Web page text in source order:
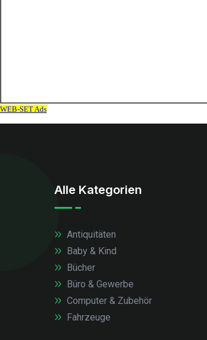
Alle Kategorien
Antiquitäten
Baby & Kind
Bücher
Büro & Gewerbe
Computer & Zubehör
Fahrzeuge